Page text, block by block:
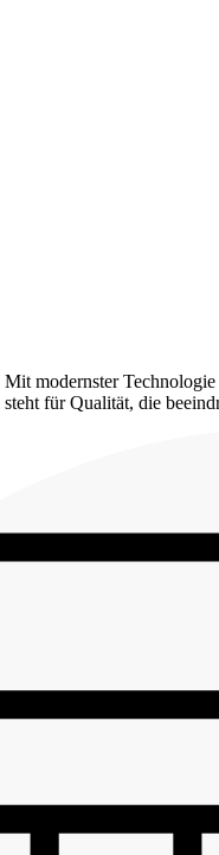
modernster
für Qualität, die